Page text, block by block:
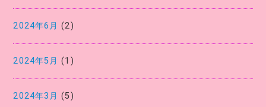
2024年6月 (2)
2024年5月 (1)
2024年3月 (5)